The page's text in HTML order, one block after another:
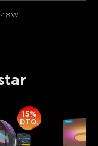
48W
15%
DTO.